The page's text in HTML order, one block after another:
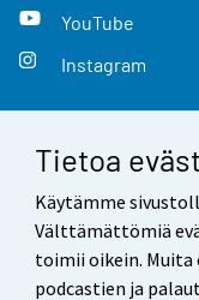
Tietoa
Käytämme
Välttämättömiä
toimii oikein. Muita
podcastien ja
YouTube
Instagram
Yhteystiedot
Palaute
Käyttöehdot